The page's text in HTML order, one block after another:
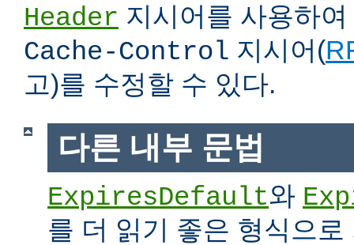
Header 지시어를 사용하여
Cache-Control 지시어(
고)를 수정할 수 있다.
다른 내부 문법
ExpiresDefault와
를 더 읽기 좋은 형식으